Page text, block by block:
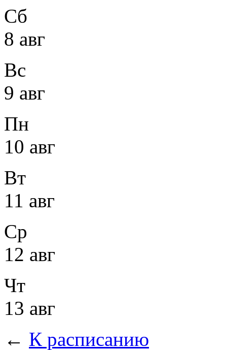
Сб
8 авг
Вс
9 авг
Пн
10 авг
Вт
11 авг
Ср
12 авг
Чт
13 авг
← К расписанию